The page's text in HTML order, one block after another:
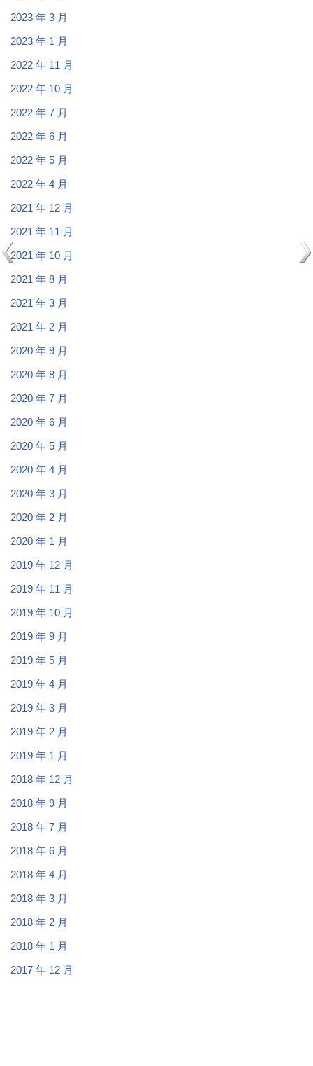
2023 年 3 月
2023 年 1 月
2022 年 11 月
2022 年 10 月
2022 年 7 月
2022 年 6 月
2022 年 5 月
2022 年 4 月
2021 年 12 月
2021 年 11 月
2021 年 10 月
2021 年 8 月
2021 年 3 月
2021 年 2 月
2020 年 9 月
2020 年 8 月
2020 年 7 月
2020 年 6 月
2020 年 5 月
2020 年 4 月
2020 年 3 月
2020 年 2 月
2020 年 1 月
2019 年 12 月
2019 年 11 月
2019 年 10 月
2019 年 9 月
2019 年 5 月
2019 年 4 月
2019 年 3 月
2019 年 2 月
2019 年 1 月
2018 年 12 月
2018 年 9 月
2018 年 7 月
2018 年 6 月
2018 年 4 月
2018 年 3 月
2018 年 2 月
2018 年 1 月
2017 年 12 月